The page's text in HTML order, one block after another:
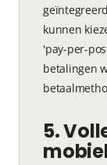
kunnen
'pay-per-
betalingen
5.